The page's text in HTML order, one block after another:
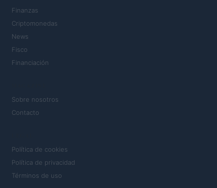
Finanzas
Criptomonedas
News
Fisco
Financiación
Sobre nosotros
Contacto
Política de cookies
Política de privacidad
Términos de uso